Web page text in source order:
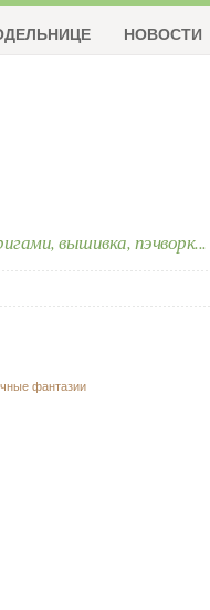
вышивка, пэчворк...
НОВОСТИ
фантазии